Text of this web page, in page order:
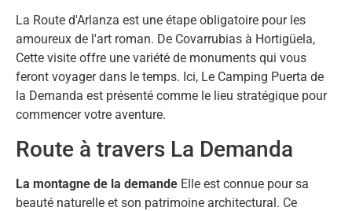
La Route d'Arlanza est une étape obligatoire pour les
amoureux de l'art roman. De Covarrubias à Hortigüela,
Cette visite offre une variété de monuments qui vous
feront voyager dans le temps. Ici, Le Camping Puerta de
la Demanda est présenté comme le lieu stratégique pour
commencer votre aventure.
Route à travers La Demanda
La montagne de la demande Elle est connue pour sa
beauté naturelle et son patrimoine architectural. Ce